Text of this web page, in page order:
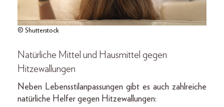
© Shutterstock
Natürliche Mittel und Hausmittel gegen
Hitzewallungen
Neben Lebensstilanpassungen gibt es auch zahlreiche
natürliche Helfer gegen Hitzewallungen: